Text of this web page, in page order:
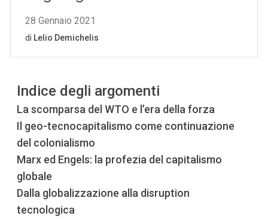
Indice degli argomenti
La scomparsa del WTO e l’era della forza
Il geo-tecnocapitalismo come continuazione
del colonialismo
Marx ed Engels: la profezia del capitalismo
globale
Dalla globalizzazione alla disruption
tecnologica